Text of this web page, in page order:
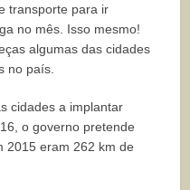
transporte para ir
no mês. Isso mesmo!
algumas das cidades
no país.
cidades a implantar
o governo pretende
2015 eram 262 km de